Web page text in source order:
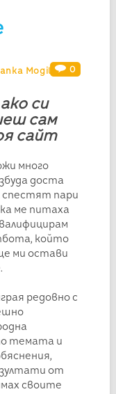
Mogilska 0
си
сам
сайт
много
доста
спестят пари
ме питаха
който
ми остави
редовно с
темата и
от
своите